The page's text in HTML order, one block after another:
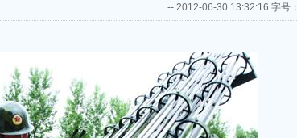
-- 2012-06-30 13:32:16 字号：